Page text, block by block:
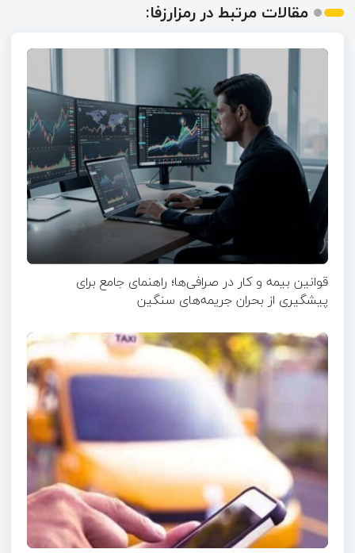
مقالات مرتبط در رمزارزفا:
قوانین بیمه و کار در صرافی‌ها؛ راهنمای جامع برای
پیشگیری از بحران جریمه‌های سنگین